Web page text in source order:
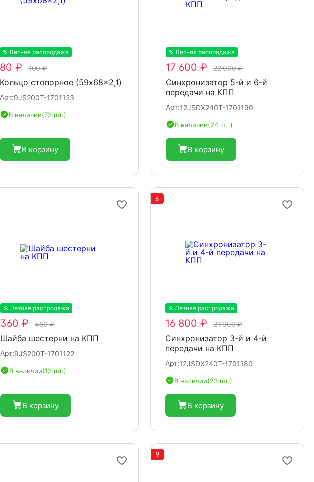
% Летняя распродажа
80 ₽ 100 ₽
Кольцо стопорное (59x68x2,1)
Арт:9JS200T-1701123
В наличии(73 шт.)
В корзину
% Летняя распродажа
17 600 ₽ 22 000 ₽
Синхронизатор 5-й и 6-й
передачи на КПП
Арт:12JSDX240T-1701190
В наличии(24 шт.)
В корзину
% Летняя распродажа
360 ₽ 450 ₽
Шайба шестерни на КПП
Арт:9JS200T-1701122
В наличии(13 шт.)
В корзину
6
% Летняя распродажа
16 800 ₽ 21 000 ₽
Синхронизатор 3-й и 4-й
передачи на КПП
Арт:12JSDX240T-1701180
В наличии(23 шт.)
В корзину
9